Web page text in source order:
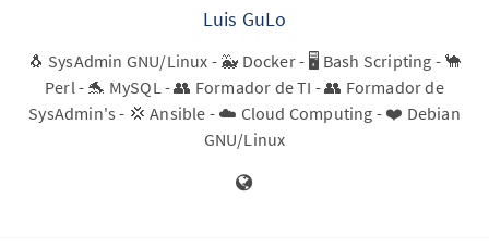
Luis GuLo
🐧 SysAdmin GNU/Linux - 🐳 Docker - 🖥️ Bash Scripting - 🐪
Perl - 🐬 MySQL - 👥 Formador de TI - 👥 Formador de
SysAdmin's - 💢 Ansible - ☁️ Cloud Computing - ❤️ Debian
GNU/Linux